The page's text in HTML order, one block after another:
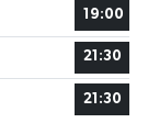
19:00
21:30
21:30